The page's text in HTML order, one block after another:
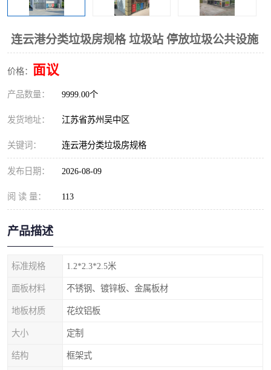
连云港分类垃圾房规格 垃圾站 停放垃圾公共设施
价格： 面议
产品数量： 9999.00个
发货地址： 江苏省苏州吴中区
关键词： 连云港分类垃圾房规格
发布日期： 2026-08-09
阅 读 量： 113
产品描述
标准规格 1.2*2.3*2.5米
面板材料 不锈钢、镀锌板、金属板材
地板材质 花纹铝板
大小 定制
结构 框架式